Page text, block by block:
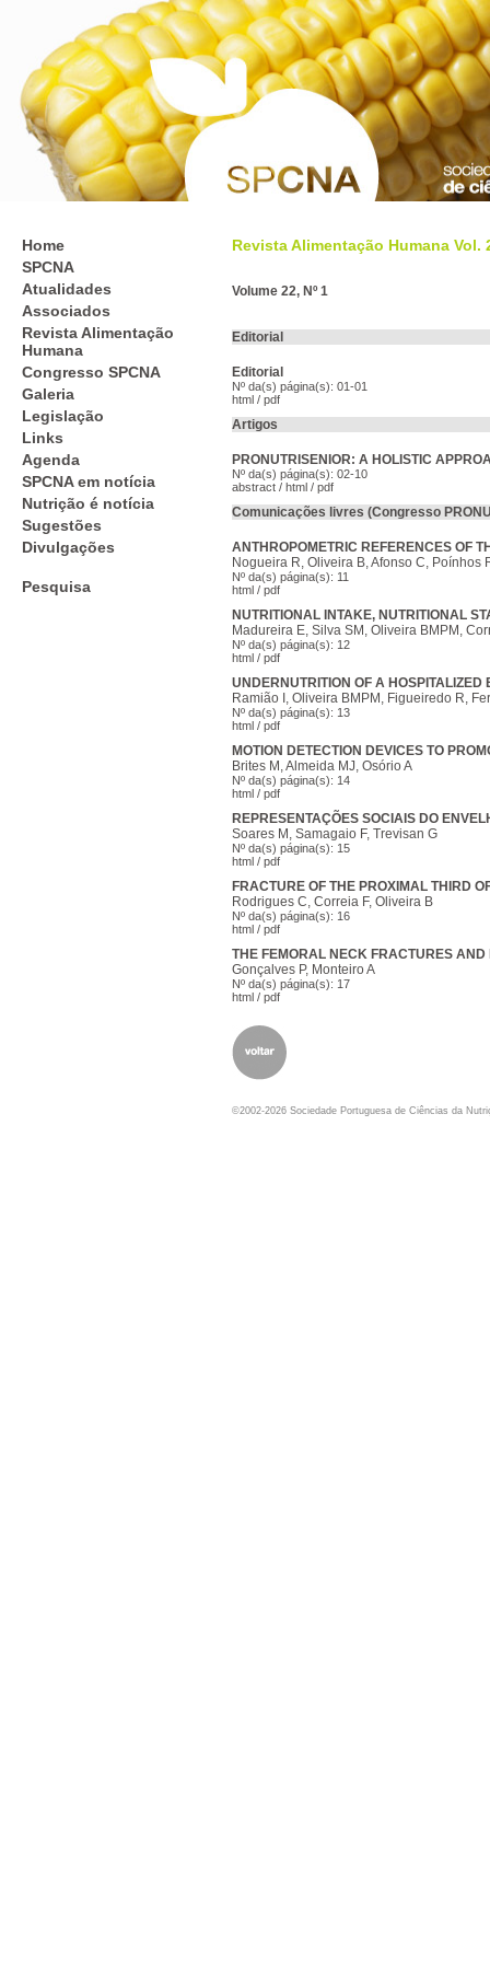
Home
SPCNA
Atualidades
Associados
Revista Alimentação
Humana
Congresso SPCNA
Galeria
Legislação
Links
Agenda
SPCNA em notícia
Nutrição é notícia
Sugestões
Divulgações
Pesquisa
Revista Alimentação Humana Vol.
Volume 22, Nº 1
Editorial
Editorial
Nº da(s) página(s): 01-01
html / pdf
Artigos
PRONUTRISENIOR: A HOLISTIC
Nº da(s) página(s): 02-10
abstract / html / pdf
Comunicações livres (Congresso
ANTHROPOMETRIC REFERENCES OF
Nogueira R, Oliveira B, Afonso C, Poínhos
Nº da(s) página(s): 11
html / pdf
NUTRITIONAL INTAKE, NUTRITIONAL
Madureira E, Silva SM, Oliveira BMPM,
Nº da(s) página(s): 12
html / pdf
UNDERNUTRITION OF A
Ramião I, Oliveira BMPM, Figueiredo R,
Nº da(s) página(s): 13
html / pdf
MOTION DETECTION DEVICES TO
Brites M, Almeida MJ, Osório A
Nº da(s) página(s): 14
html / pdf
REPRESENTAÇÕES SOCIAIS DO
Soares M, Samagaio F, Trevisan G
Nº da(s) página(s): 15
html / pdf
FRACTURE OF THE PROXIMAL THIRD
Rodrigues C, Correia F, Oliveira B
Nº da(s) página(s): 16
html / pdf
THE FEMORAL NECK FRACTURES AND
Gonçalves P, Monteiro A
Nº da(s) página(s): 17
html / pdf
©2002-2026 Sociedade Portuguesa de Ciências da